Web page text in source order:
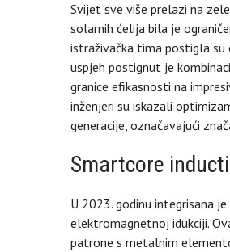
Svijet sve više prelazi na
solarnih ćelija bila je
istraživačka tima postigla su
uspjeh postignut je
granice efikasnosti na
inženjeri su iskazali
generacije, označavajući
Smartcore
U 2023. godinu integrisana
elektromagnetnoj idukciji.
patrone s metalnim